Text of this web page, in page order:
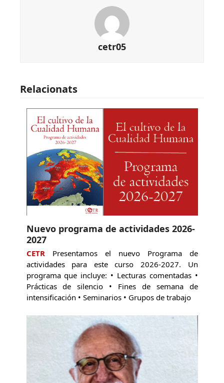
cetr05
Relacionats
Nuevo programa de actividades 2026-
2027
CETRPresentamos el nuevo Programa de
actividades para este curso 2026-2027. Un
programa que incluye: • Lecturas comentadas •
Prácticas de silencio • Fines de semana de
intensificación • Seminarios • Grupos de trabajo